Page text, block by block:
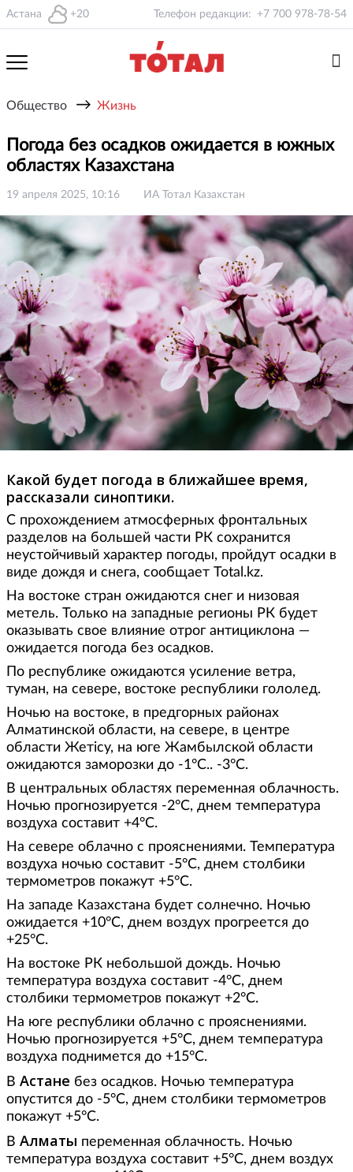
Астана +20 Телефон редакции: +7 700 978-78-54
Общество → Жизнь
Погода без осадков ожидается в южных
областях Казахстана
19 апреля 2025, 10:16 ИА Тотал Казахстан
Какой будет погода в ближайшее время,
рассказали синоптики.
С прохождением атмосферных фронтальных
разделов на большей части РК сохранится
неустойчивый характер погоды, пройдут осадки в
виде дождя и снега, сообщает Total.kz.
На востоке стран ожидаются снег и низовая
метель. Только на западные регионы РК будет
оказывать свое влияние отрог антициклона —
ожидается погода без осадков.
По республике ожидаются усиление ветра,
туман, на севере, востоке республики гололед.
Ночью на востоке, в предгорных районах
Алматинской области, на севере, в центре
области Жетісу, на юге Жамбылской области
ожидаются заморозки до -1°С.. -3°С.
В центральных областях переменная облачность.
Ночью прогнозируется -2°С, днем температура
воздуха составит +4°С.
На севере облачно с прояснениями. Температура
воздуха ночью составит -5°С, днем столбики
термометров покажут +5°С.
На западе Казахстана будет солнечно. Ночью
ожидается +10°С, днем воздух прогреется до
+25°С.
На востоке РК небольшой дождь. Ночью
температура воздуха составит -4°С, днем
столбики термометров покажут +2°С.
На юге республики облачно с прояснениями.
Ночью прогнозируется +5°С, днем температура
воздуха поднимется до +15°С.
В Астане без осадков. Ночью температура
опустится до -5°С, днем столбики термометров
покажут +5°С.
В Алматы переменная облачность. Ночью
температура воздуха составит +5°С, днем воздух